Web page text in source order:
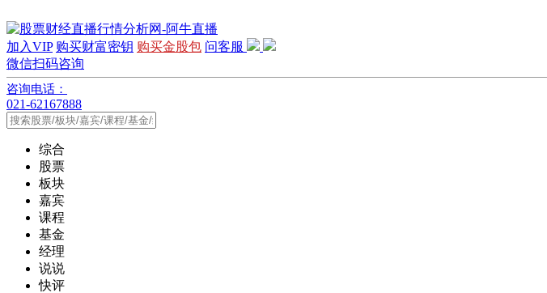
加入VIP 购买财富密钥 购买金股包 问客服
微信扫码咨询
咨询电话：
021-62167888
综合
股票
板块
嘉宾
课程
基金
经理
说说
快评